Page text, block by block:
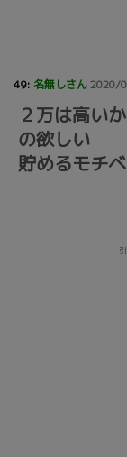
49: 名無しさん2020/
２万は高い
の欲しい
貯めるモチ